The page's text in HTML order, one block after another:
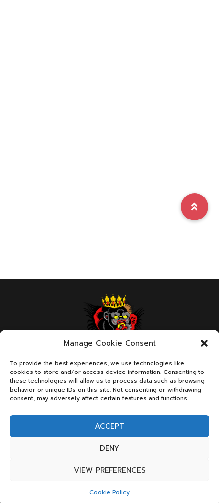
Manage Cookie Consent
To provide the best experiences, we use technologies like
cookies to store and/or access device information. Consenting to
these technologies will allow us to process data such as browsing
behavior or unique IDs on this site. Not consenting or withdrawing
consent, may adversely affect certain features and functions.
ACCEPT
DENY
VIEW PREFERENCES
Cookie Policy
ABOUT US
We are a page with dedication in combat sports
FistfightDrama@gmail.com
advertising/promote your websites
Copyright © 2026 Fist Fight Drama